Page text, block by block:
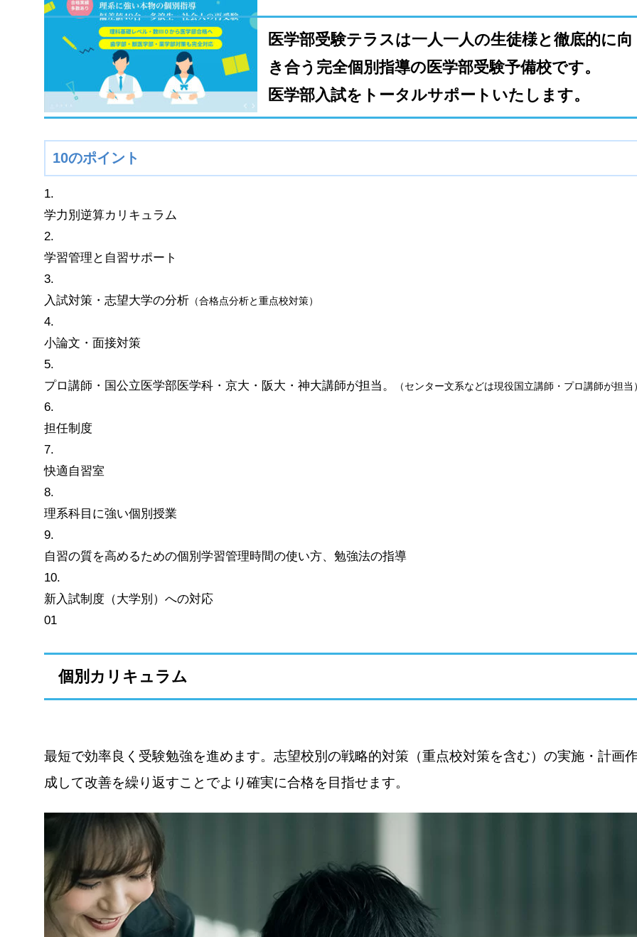
医学部受験テラスは一人一人の生徒様と徹底的に向
き合う完全個別指導の医学部受験予備校です。
医学部入試をトータルサポートいたします。
10のポイント
1.
学力別逆算カリキュラム
2.
学習管理と自習サポート
3.
入試対策・志望大学の分析 （合格点分析と重点校対策）
4.
小論文・面接対策
5.
プロ講師・国公立医学部医学科・京大・阪大・神大講師が担当。
（センター文系などは現役国立講師・プロ講師が担当
6.
担任制度
7.
快適自習室
8.
理系科目に強い個別授業
9.
自習の質を高めるための個別学習管理時間の使い方、勉強法の指導
10.
新入試制度（大学別）への対応
01
個別カリキュラム
最短で効率良く受験勉強を進めます。志望校別の戦略的対策（重点校対策を含む）の実施・計画
成して改善を繰り返すことでより確実に合格を目指せます。